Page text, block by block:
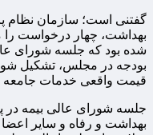
گفتنی است؛ سازمان نظام
بهداشت، چهار درخواست را
شده بود که جلسه شورای
بودجه در مجلس، تشکیل
قیمت واقعی خدمات
جلسه شورای عالی بیمه در
بهداشت و رفاه و سایر